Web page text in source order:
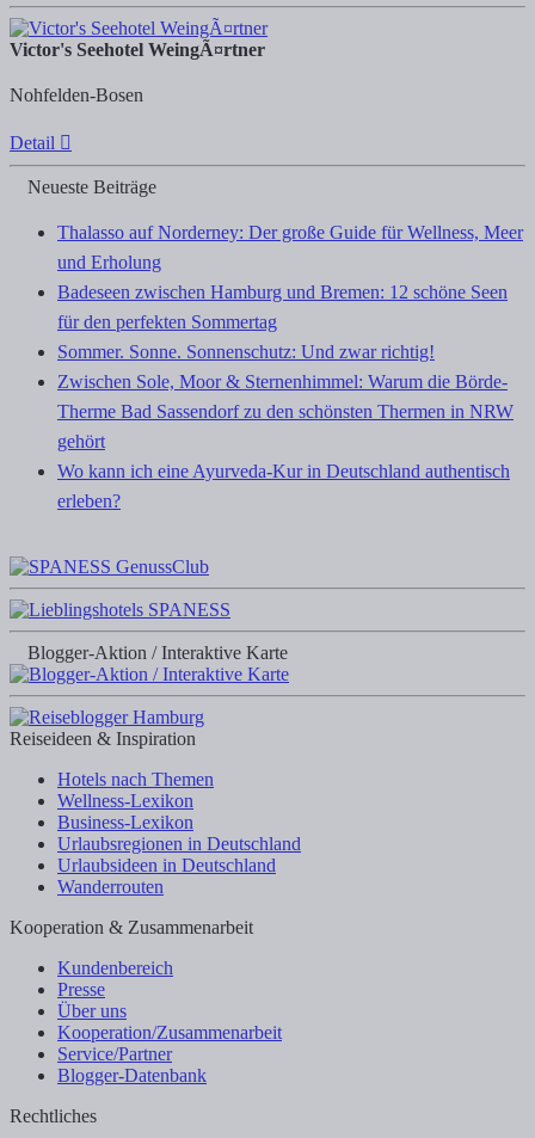
Victor's Seehotel WeingÃ¤rtner
Nohfelden-Bosen
Detail
Neueste Beiträge
Thalasso auf Norderney: Der große Guide für Wellness, Meer
und Erholung
Badeseen zwischen Hamburg und Bremen: 12 schöne Seen
für den perfekten Sommertag
Sommer. Sonne. Sonnenschutz: Und zwar richtig!
Zwischen Sole, Moor & Sternenhimmel: Warum die Börde-
Therme Bad Sassendorf zu den schönsten Thermen in NRW
gehört
Wo kann ich eine Ayurveda-Kur in Deutschland authentisch
erleben?
Blogger-Aktion / Interaktive Karte
Reiseideen & Inspiration
Hotels nach Themen
Wellness-Lexikon
Business-Lexikon
Urlaubsregionen in Deutschland
Urlaubsideen in Deutschland
Wanderrouten
Kooperation & Zusammenarbeit
Kundenbereich
Presse
Über uns
Kooperation/Zusammenarbeit
Service/Partner
Blogger-Datenbank
Rechtliches